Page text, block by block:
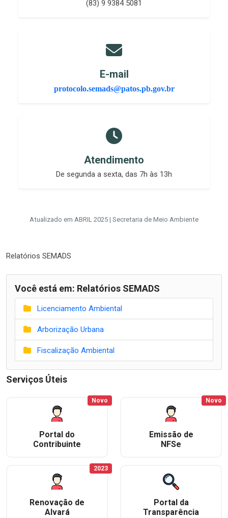
(83) 9 9384 5081
E-mail
protocolo.semads@patos.pb.gov.br
Atendimento
De segunda a sexta, das 7h às 13h
Atualizado em ABRIL 2025 | Secretaria de Meio Ambiente
Relatórios SEMADS
Você está em: Relatórios SEMADS
Licenciamento Ambiental
Arborização Urbana
Fiscalização Ambiental
Serviços Úteis
Portal do
Contribuinte
Novo
Emissão de
NFSe
Novo
Renovação de
Alvará
2023
Portal da
Transparência